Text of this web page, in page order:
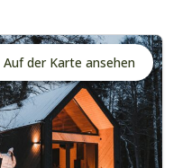
Auf der Karte ansehen